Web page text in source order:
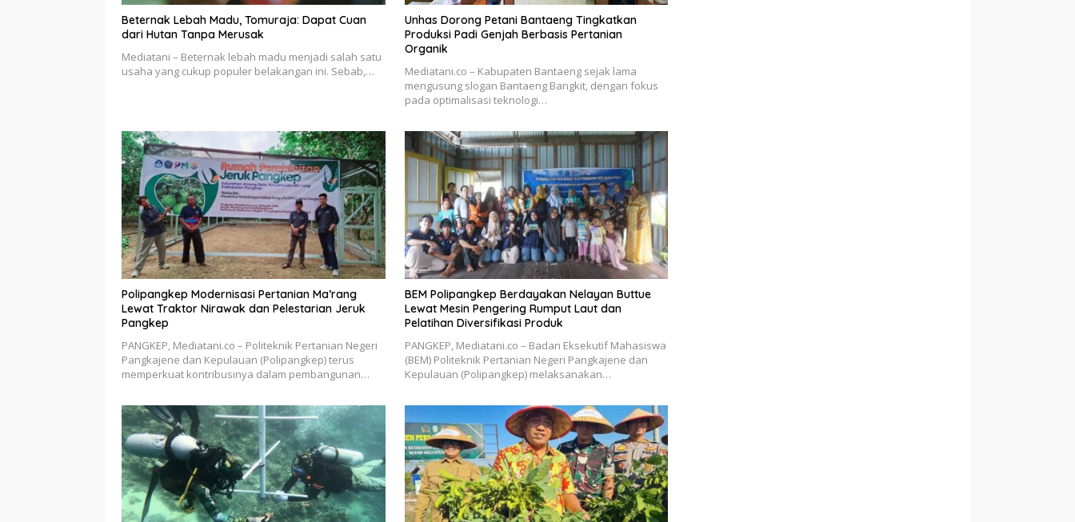
Beternak Lebah Madu, Tomuraja: Dapat Cuan
dari Hutan Tanpa Merusak
Mediatani – Beternak lebah madu menjadi salah satu
usaha yang cukup populer belakangan ini. Sebab,…
Unhas Dorong Petani Bantaeng Tingkatkan
Produksi Padi Genjah Berbasis Pertanian
Organik
Mediatani.co – Kabupaten Bantaeng sejak lama
mengusung slogan Bantaeng Bangkit, dengan fokus
pada optimalisasi teknologi…
Polipangkep Modernisasi Pertanian Ma’rang
Lewat Traktor Nirawak dan Pelestarian Jeruk
Pangkep
PANGKEP, Mediatani.co – Politeknik Pertanian Negeri
Pangkajene dan Kepulauan (Polipangkep) terus
memperkuat kontribusinya dalam pembangunan…
BEM Polipangkep Berdayakan Nelayan Buttue
Lewat Mesin Pengering Rumput Laut dan
Pelatihan Diversifikasi Produk
PANGKEP, Mediatani.co – Badan Eksekutif Mahasiswa
(BEM) Politeknik Pertanian Negeri Pangkajene dan
Kepulauan (Polipangkep) melaksanakan…